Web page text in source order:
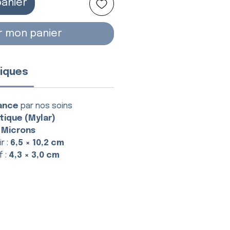
mon panier
par nos soins
(Mylar)
: 6,5 × 10,2 cm
: 4,3 × 3,0 cm